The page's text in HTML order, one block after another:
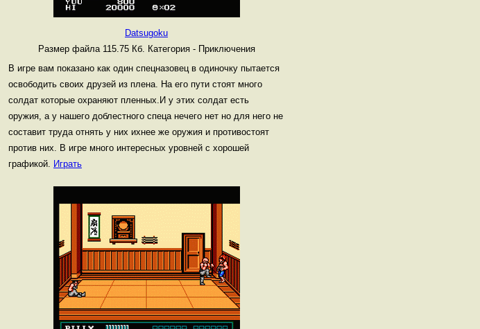
Datsugoku
Размер файла 115.75 Кб. Категория - Приключения
В игре вам показано как один спецназовец в одиночку пытается
освободить своих друзей из плена. На его пути стоят много
солдат которые охраняют пленных.И у этих солдат есть
оружия, а у нашего доблестного спеца нечего нет но для него не
составит труда отнять у них ихнее же оружия и противостоят
против них. В игре много интересных уровней с хорошей
графикой. Играть